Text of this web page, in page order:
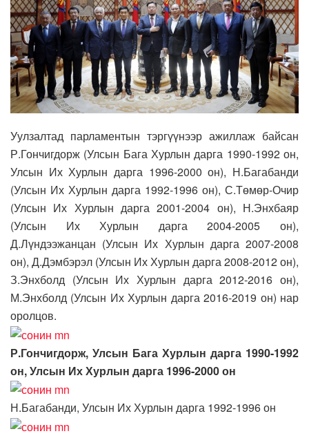
Уулзалтад парламентын тэргүүнээр ажиллаж байсан
Р.Гончигдорж (Улсын Бага Хурлын дарга 1990-1992 он,
Улсын Их Хурлын дарга 1996-2000 он), Н.Багабанди
(Улсын Их Хурлын дарга 1992-1996 он), С.Төмөр-Очир
(Улсын Их Хурлын дарга 2001-2004 он), Н.Энхбаяр
(Улсын Их Хурлын дарга 2004-2005 он),
Д.Лүндээжанцан (Улсын Их Хурлын дарга 2007-2008
он), Д.Дэмбэрэл (Улсын Их Хурлын дарга 2008-2012 он),
З.Энхболд (Улсын Их Хурлын дарга 2012-2016 он),
М.Энхболд (Улсын Их Хурлын дарга 2016-2019 он) нар
оролцов.
Р.Гончигдорж, Улсын Бага Хурлын дарга 1990-1992
он, Улсын Их Хурлын дарга 1996-2000 он
Н.Багабанди, Улсын Их Хурлын дарга 1992-1996 он